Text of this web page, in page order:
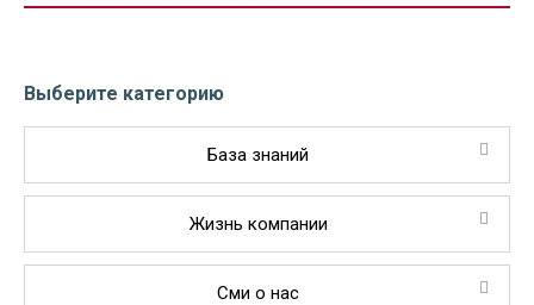
Выберите категорию
База знаний
Жизнь компании
Сми о нас